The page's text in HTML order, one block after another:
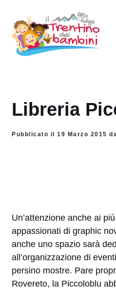
contenuto
Libreria
Pubblicato il 19 Marzo 2015
Un’attenzione anche ai
appassionati di graphic
anche uno spazio sarà
all’organizzazione di
persino mostre. Pare
Rovereto, la Piccoloblu